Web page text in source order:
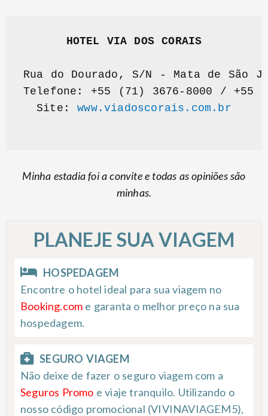
HOTEL VIA DOS CORAIS
Rua do Dourado, S/N - Mata de São
Telefone: +55 (71) 3676-8000 / +55
Site: www.viadoscorais.com.br
Minha estadia foi a convite e todas as opiniões são
minhas.
PLANEJE SUA VIAGEM
HOSPEDAGEM
Encontre o hotel ideal para sua viagem no
Booking.com e garanta o melhor preço na sua
hospedagem.
SEGURO VIAGEM
Não deixe de fazer o seguro viagem com a
Seguros Promo e viaje tranquilo. Utilizando o
nosso código promocional (VIVINAVIAGEM5),